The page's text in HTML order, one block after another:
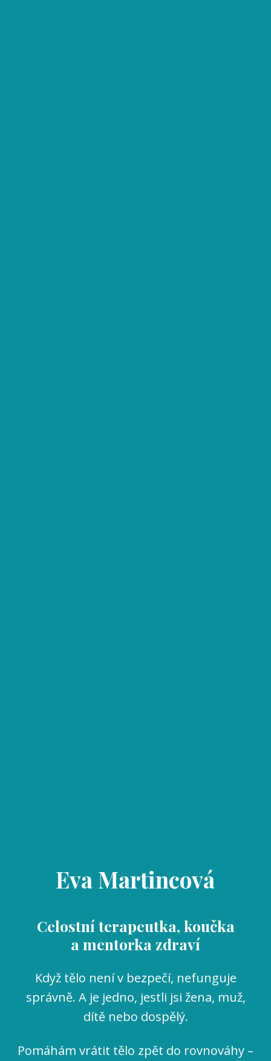
Eva Martincová
Celostní terapeutka, koučka
a mentorka zdraví
Když tělo není v bezpečí, nefunguje
správně. A je jedno, jestli jsi žena, muž,
dítě nebo dospělý.
Pomáhám vrátit tělo zpět do rovnováhy –